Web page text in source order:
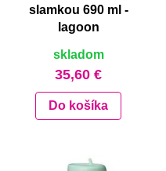
slamkou 690 ml -
lagoon
skladom
35,60 €
Do košíka